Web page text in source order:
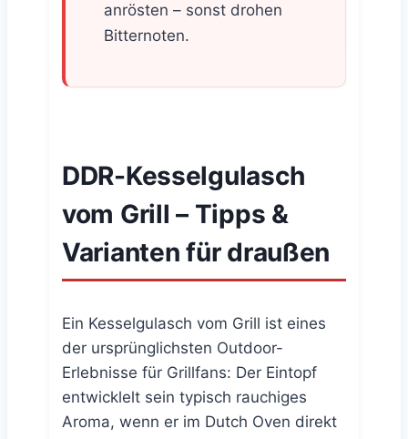
anrösten – sonst drohen
Bitternoten.
DDR-Kesselgulasch
vom Grill – Tipps &
Varianten für draußen
Ein Kesselgulasch vom Grill ist eines
der ursprünglichsten Outdoor-
Erlebnisse für Grillfans: Der Eintopf
entwicklelt sein typisch rauchiges
Aroma, wenn er im Dutch Oven direkt